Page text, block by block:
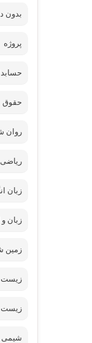
بدون
پروژه‌
حقوق
روان
ریاضی
زبان
زبان
زمین
زیست
زیست
شیمی